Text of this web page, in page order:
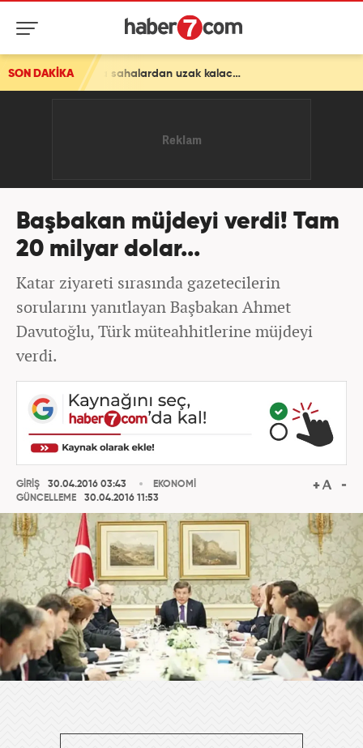
SON DAKİKA Sturm Graz maçında sakatlanmıştı! Oosterwolde haftalarca sahalardan uzak kalacak
Başbakan müjdeyi verdi! Tam
20 milyar dolar...
Katar ziyareti sırasında gazetecilerin
sorularını yanıtlayan Başbakan Ahmet
Davutoğlu, Türk müteahhitlerine müjdeyi
verdi.
GİRİŞ
30.04.2016 03:43
GÜNCELLEME
30.04.2016 11:53
EKONOMİ